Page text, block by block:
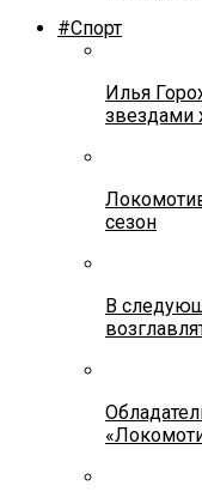
#Спорт
Илья
звездами
сезон
В